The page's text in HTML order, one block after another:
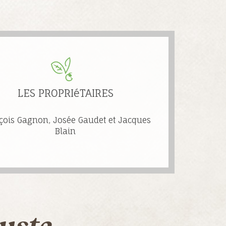
LES PROPRIéTAIRES
Gagnon, Josée Gaudet et Jacques
Blain